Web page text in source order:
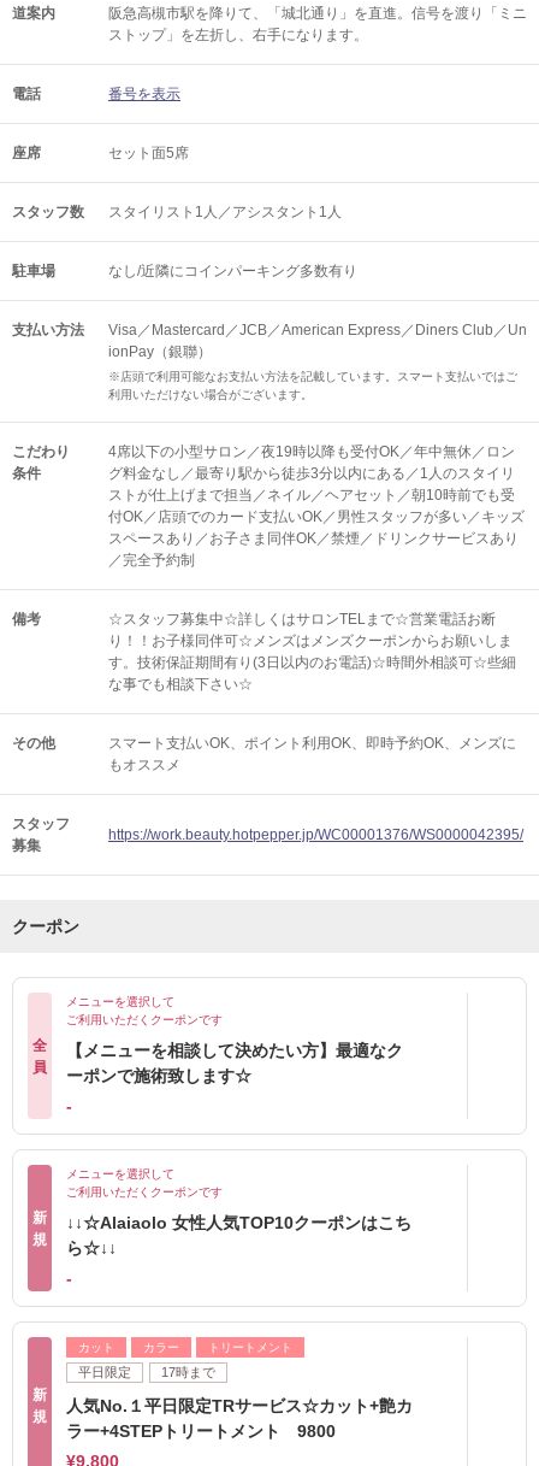
道案内
阪急高槻市駅を降りて、「城北通り」を直進。信号を渡り「ミニ
ストップ」を左折し、右手になります。
電話 番号を表示
座席 セット面5席
スタッフ数 スタイリスト1人／アシスタント1人
駐車場 なし/近隣にコインパーキング多数有り
支払い方法
Visa／Mastercard／JCB／American Express／Diners Club／Un
ionPay（銀聯）
※店頭で利用可能なお支払い方法を記載しています。スマート支払いではご
利用いただけない場合がございます。
こだわり
条件
4席以下の小型サロン／夜19時以降も受付OK／年中無休／ロン
グ料金なし／最寄り駅から徒歩3分以内にある／1人のスタイリ
ストが仕上げまで担当／ネイル／ヘアセット／朝10時前でも受
付OK／店頭でのカード支払いOK／男性スタッフが多い／キッズ
スペースあり／お子さま同伴OK／禁煙／ドリンクサービスあり
／完全予約制
備考
☆スタッフ募集中☆詳しくはサロンTELまで☆営業電話お断
り！！お子様同伴可☆メンズはメンズクーポンからお願いしま
す。技術保証期間有り(3日以内のお電話)☆時間外相談可☆些細
な事でも相談下さい☆
その他 スマート支払いOK ポイント利用OK 即時予約OK
メンズに
もオススメ
スタッフ
募集
https://work.beauty.hotpepper.jp/WC00001376/WS0000042395/
クーポン
全
員
メニューを選択して
ご利用いただくクーポンです
【メニューを相談して決めたい方】最適なク
ーポンで施術致します☆
-
新
規
メニューを選択して
ご利用いただくクーポンです
↓↓☆Alaiaolo 女性人気TOP10クーポンはこち
ら☆↓↓
-
新
規
カット カラー トリートメント
平日限定 17時まで
人気No.１平日限定TRサービス☆カット+艶カ
ラー+4STEPトリートメント 9800
¥9,800